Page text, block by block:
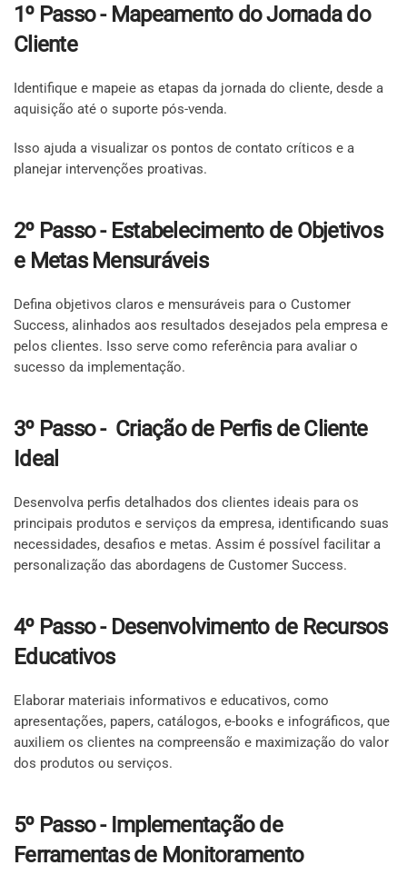
1º Passo - Mapeamento do Jornada do
Cliente
Identifique e mapeie as etapas da jornada do cliente, desde a
aquisição até o suporte pós-venda.
Isso ajuda a visualizar os pontos de contato críticos e a
planejar intervenções proativas.
2º Passo - Estabelecimento de Objetivos
e Metas Mensuráveis
Defina objetivos claros e mensuráveis para o Customer
Success, alinhados aos resultados desejados pela empresa e
pelos clientes. Isso serve como referência para avaliar o
sucesso da implementação.
3º Passo - Criação de Perfis de Cliente
Ideal
Desenvolva perfis detalhados dos clientes ideais para os
principais produtos e serviços da empresa, identificando suas
necessidades, desafios e metas. Assim é possível facilitar a
personalização das abordagens de Customer Success.
4º Passo - Desenvolvimento de Recursos
Educativos
Elaborar materiais informativos e educativos, como
apresentações, papers, catálogos, e-books e infográficos, que
auxiliem os clientes na compreensão e maximização do valor
dos produtos ou serviços.
5º Passo - Implementação de
Ferramentas de Monitoramento